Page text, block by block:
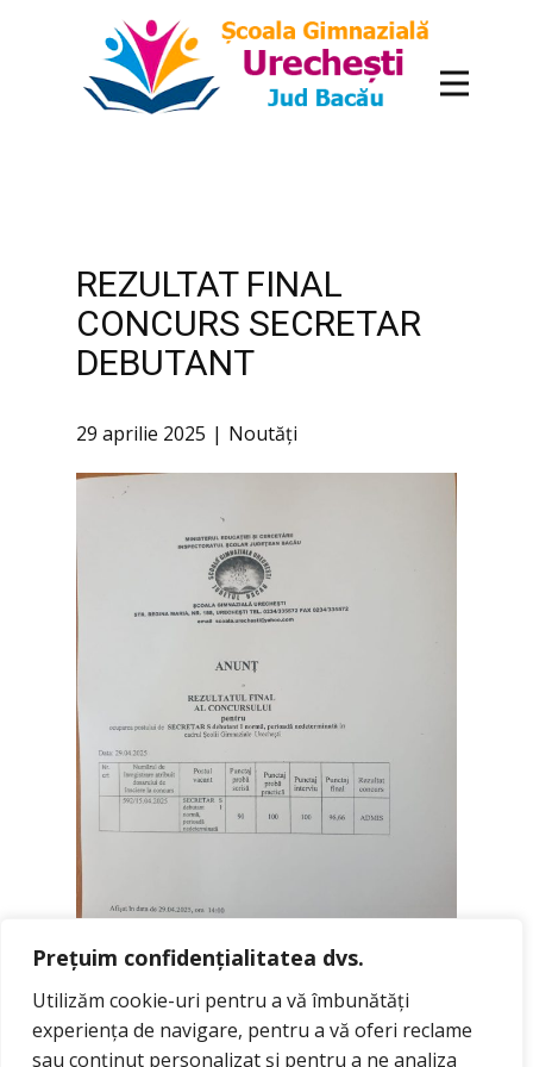
Prețuim confidențialitatea dvs.
Utilizăm cookie-uri pentru a vă îmbunătăți
experiența de navigare, pentru a vă oferi reclame
sau conținut personalizat și pentru a ne analiza
REZULTAT FINAL
CONCURS SECRETAR
DEBUTANT
29 aprilie 2025 Noutăți